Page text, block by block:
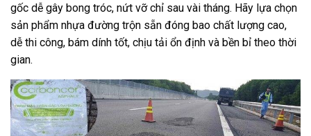
gốc dễ gây bong tróc, nứt vỡ chỉ sau vài tháng. Hãy lựa chọn
sản phẩm nhựa đường trộn sẵn đóng bao chất lượng cao,
dễ thi công, bám dính tốt, chịu tải ổn định và bền bỉ theo thời
gian.